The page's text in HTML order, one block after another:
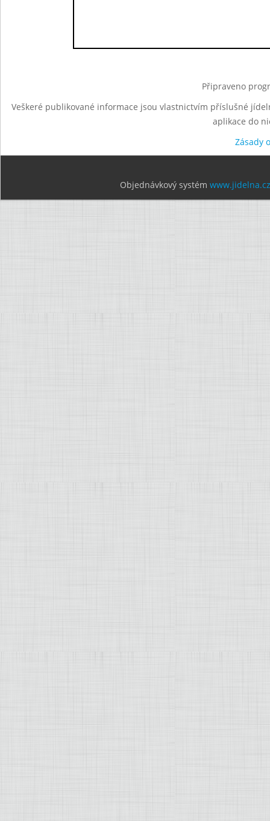
Připraveno
Veškeré publikované informace jsou vlastnictvím příslušné
aplikace do
Zásady
Objednávkový systém www.jidelna.cz